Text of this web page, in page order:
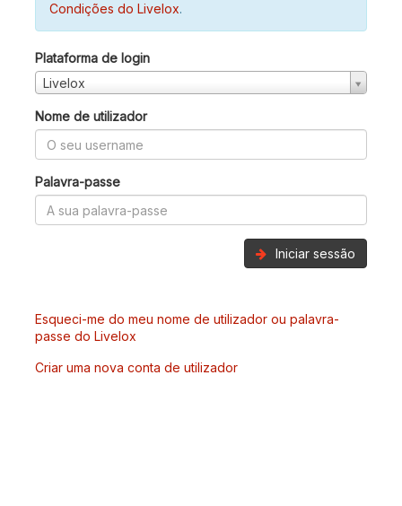
Condições do Livelox.
Plataforma de login
Livelox
Nome de utilizador
Palavra-passe
Iniciar sessão
Esqueci-me do meu nome de utilizador ou palavra-
passe do Livelox
Criar uma nova conta de utilizador